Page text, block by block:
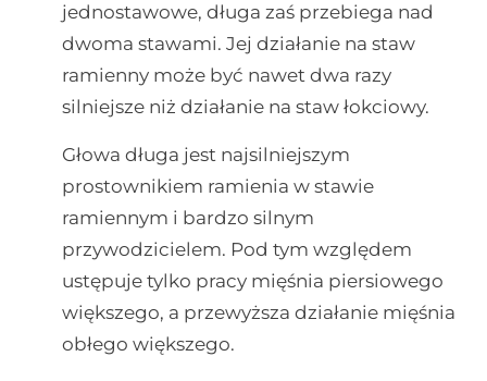
jednostawowe, długa zaś przebiega nad
dwoma stawami. Jej działanie na staw
ramienny może być nawet dwa razy
silniejsze niż działanie na staw łokciowy.
Głowa długa jest najsilniejszym
prostownikiem ramienia w stawie
ramiennym i bardzo silnym
przywodzicielem. Pod tym względem
ustępuje tylko pracy mięśnia piersiowego
większego, a przewyższa działanie mięśnia
obłego większego.